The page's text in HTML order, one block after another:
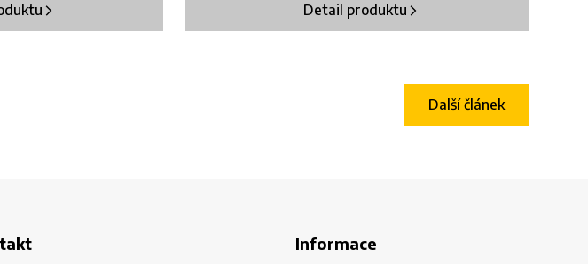
Detail produktu
Další článek
Informace